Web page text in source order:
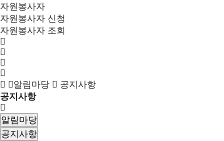
자원봉사자
자원봉사자 신청
자원봉사자 조회
알림마당
공지사항
공지사항
알림마당
공지사항